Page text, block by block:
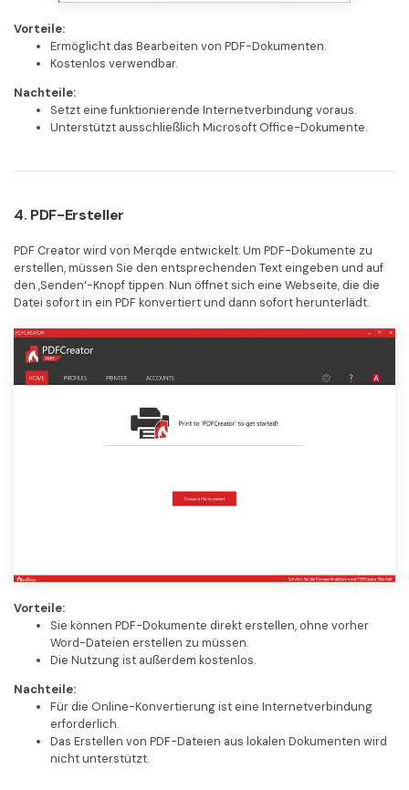
Vorteile:
Ermöglicht das Bearbeiten von PDF-Dokumenten.
Kostenlos verwendbar.
Nachteile:
Setzt eine funktionierende Internetverbindung voraus.
Unterstützt ausschließlich Microsoft Office-Dokumente.
4. PDF-Ersteller
PDF Creator wird von Merqde entwickelt. Um PDF-Dokumente zu
erstellen, müssen Sie den entsprechenden Text eingeben und auf
den ‚Senden‘-Knopf tippen. Nun öffnet sich eine Webseite, die die
Datei sofort in ein PDF konvertiert und dann sofort herunterlädt.
Vorteile:
Sie können PDF-Dokumente direkt erstellen, ohne vorher
Word-Dateien erstellen zu müssen.
Die Nutzung ist außerdem kostenlos.
Nachteile:
Für die Online-Konvertierung ist eine Internetverbindung
erforderlich.
Das Erstellen von PDF-Dateien aus lokalen Dokumenten wird
nicht unterstützt.